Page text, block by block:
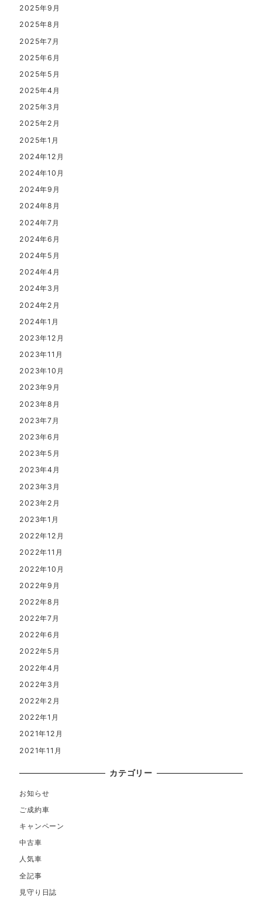
2025年9月
2025年8月
2025年7月
2025年6月
2025年5月
2025年4月
2025年3月
2025年2月
2025年1月
2024年12月
2024年10月
2024年9月
2024年8月
2024年7月
2024年6月
2024年5月
2024年4月
2024年3月
2024年2月
2024年1月
2023年12月
2023年11月
2023年10月
2023年9月
2023年8月
2023年7月
2023年6月
2023年5月
2023年4月
2023年3月
2023年2月
2023年1月
2022年12月
2022年11月
2022年10月
2022年9月
2022年8月
2022年7月
2022年6月
2022年5月
2022年4月
2022年3月
2022年2月
2022年1月
2021年12月
2021年11月
カテゴリー
お知らせ
ご成約車
キャンペーン
中古車
人気車
全記事
見守り日誌